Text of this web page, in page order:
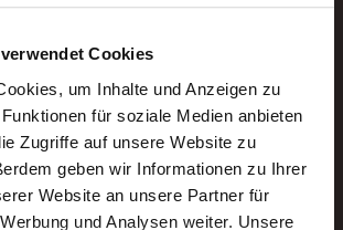
Cookies
um Inhalte und Anzeigen zu
für soziale Medien anbieten
Zugriffe auf unsere Website zu
geben wir Informationen zu Ihrer
Website an unsere Partner für
und Analysen weiter. Unsere
Stellen per E-Mail.
Service von AWO
Jobs.